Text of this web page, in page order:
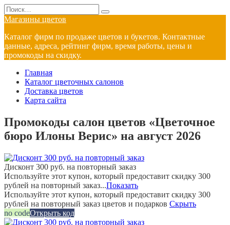
Перейти
к
содержанию
Search
for:
Магазины цветов
Каталог фирм по продаже цветов и букетов. Контактные
данные, адреса, рейтинг фирм, время работы, цены и
промокоды на скидку.
Главная
Каталог цветочных салонов
Доставка цветов
Карта сайта
Промокоды салон цветов «Цветочное
бюро Илоны Верис» на август 2026
Дисконт 300 руб. на повторный заказ
Используйте этот купон, который предоставит скидку 300
рублей на повторный заказ...Показать
Используйте этот купон, который предоставит скидку 300
рублей на повторный заказ цветов и подарков Скрыть
no codeОткрыть код